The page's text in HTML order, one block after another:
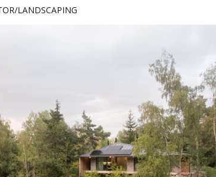
LANDSCAPING